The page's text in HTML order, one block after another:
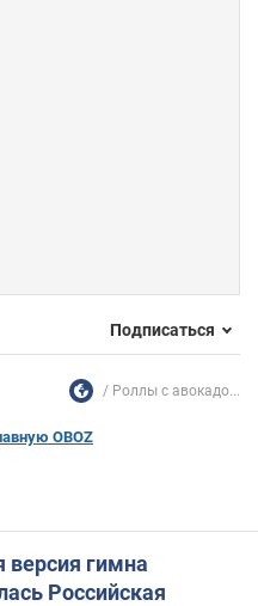
Подписаться
Роллы с авокадо...
OBOZ
версия гимна
Российская